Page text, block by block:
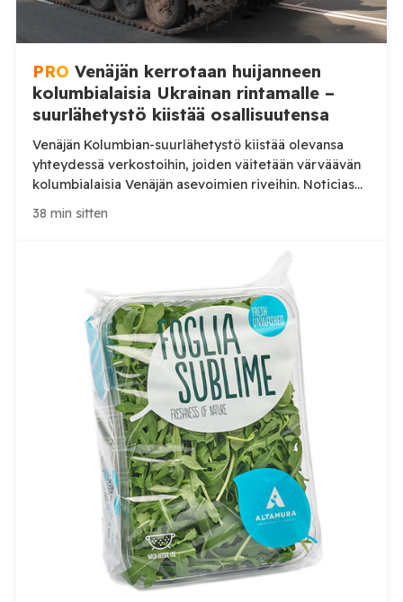
PRO Venäjän kerrotaan huijanneen
kolumbialaisia Ukrainan rintamalle –
suurlähetystö kiistää osallisuutensa
Venäjän Kolumbian-suurlähetystö kiistää olevansa
yhteydessä verkostoihin, joiden väitetään värväävän
kolumbialaisia Venäjän asevoimien riveihin. Noticias
Caracolin mukaan osalle lähtijöistä on luvattu suuria
kiistänyt yhteytensä kolumbialaisten värväystä
harjoittaviin henkilöihin ja yrityksiin. Suurlähetystö
reagoi kolumbialaisen Noticias Caracolin
julkaisemaan tutkivaan reportaasiin, jossa […]
38 min sitten